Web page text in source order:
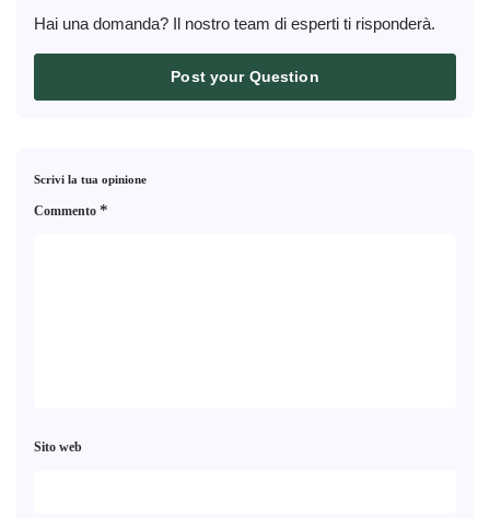
Hai una domanda? Il nostro team di esperti ti risponderà.
Post your Question
Scrivi la tua opinione
Commento *
Sito web